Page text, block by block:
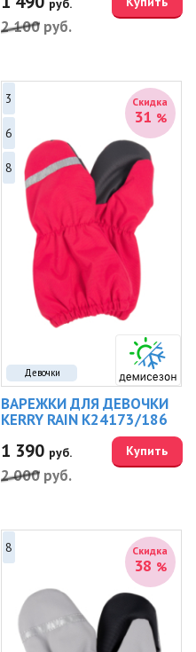
руб.
2 100 руб.
Девочки
Скидка
31 %
3
6
8
ВАРЕЖКИ ДЛЯ ДЕВОЧКИ
KERRY RAIN K24173/186
1 390 руб.
2 000 руб.
Купить
Скидка
38 %
8